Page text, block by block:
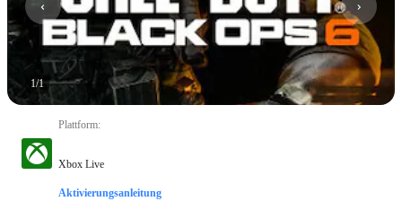
1/1
Plattform:
Xbox Live
Aktivierungsanleitung